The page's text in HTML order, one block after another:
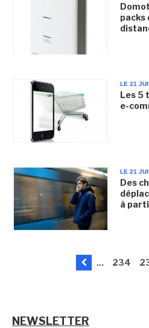
packs
LE 21
Les 5
e-
LE 21
Des
à
... 234
NEWSLETTER